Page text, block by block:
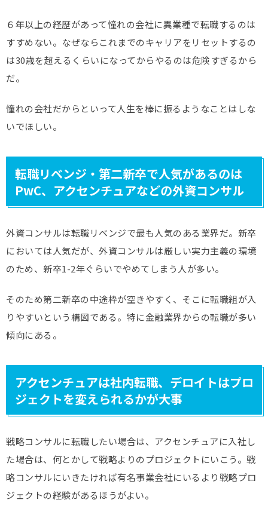
６年以上の経歴があって憧れの会社に異業種で転職するのは
すすめない。なぜならこれまでのキャリアをリセットするの
は30歳を超えるくらいになってからやるのは危険すぎるから
だ。
憧れの会社だからといって人生を棒に振るようなことはしな
いでほしい。
転職リベンジ・第二新卒で人気があるのは
PwC、アクセンチュアなどの外資コンサル
外資コンサルは転職リベンジで最も人気のある業界だ。新卒
においては人気だが、外資コンサルは厳しい実力主義の環境
のため、新卒1-2年ぐらいでやめてしまう人が多い。
そのため第二新卒の中途枠が空きやすく、そこに転職組が入
りやすいという構図である。特に金融業界からの転職が多い
傾向にある。
アクセンチュアは社内転職、デロイトはプロ
ジェクトを変えられるかが大事
戦略コンサルに転職したい場合は、アクセンチュアに入社し
た場合は、何とかして戦略よりのプロジェクトにいこう。戦
略コンサルにいきたければ有名事業会社にいるより戦略プロ
ジェクトの経験があるほうがよい。